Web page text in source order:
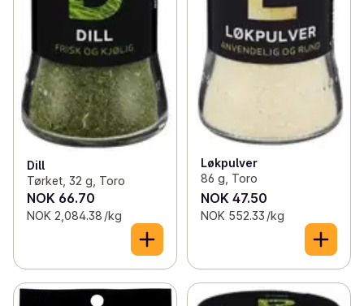
Dill
Tørket, 32 g, Toro
NOK 66.70
NOK 2,084.38 /kg
Løkpulver
86 g, Toro
NOK 47.50
NOK 552.33 /kg